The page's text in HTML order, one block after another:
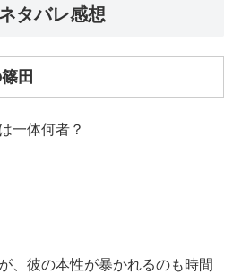
タバレ感想
田
一体何者？
、彼の本性が暴かれるのも時間